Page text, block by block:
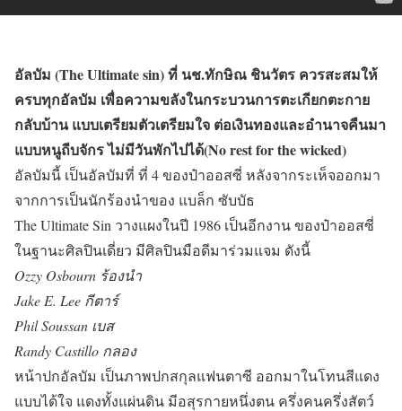
อัลบัม (The Ultimate sin) ที่ นช.ทักษิณ ชินวัตร ควรสะสมให้
ครบทุกอัลบัม เพื่อความขลังในกระบวนการตะเกียกตะกาย
กลับบ้าน แบบเตรียมตัวเตรียมใจ ต่อเงินทองและอำนาจคืนมา
แบบหนูถีบจักร ไม่มีวันพักไปได้(No rest for the wicked)
อัลบัมนี้ เป็นอัลบัมที่ ที่ 4 ของป๋าออสซี่ หลังจากระเห็จออกมา
จากการเป็นนักร้องนำของ แบล็ก ซับบัธ
The Ultimate Sin วางแผงในปี 1986 เป็นอีกงาน ของป๋าออสซี่
ในฐานะศิลปินเดี่ยว มีศิลปินมือดีมาร่วมแจม ดังนี้
Ozzy Osbourn ร้องนำ
Jake E. Lee กีตาร์
Phil Soussan เบส
Randy Castillo กลอง
หน้าปกอัลบัม เป็นภาพปกสกุลแฟนตาซี ออกมาในโทนสีแดง
แบบได้ใจ แดงทั้งแผ่นดิน มีอสุรกายหนึ่งตน ครึ่งคนครึ่งสัตว์